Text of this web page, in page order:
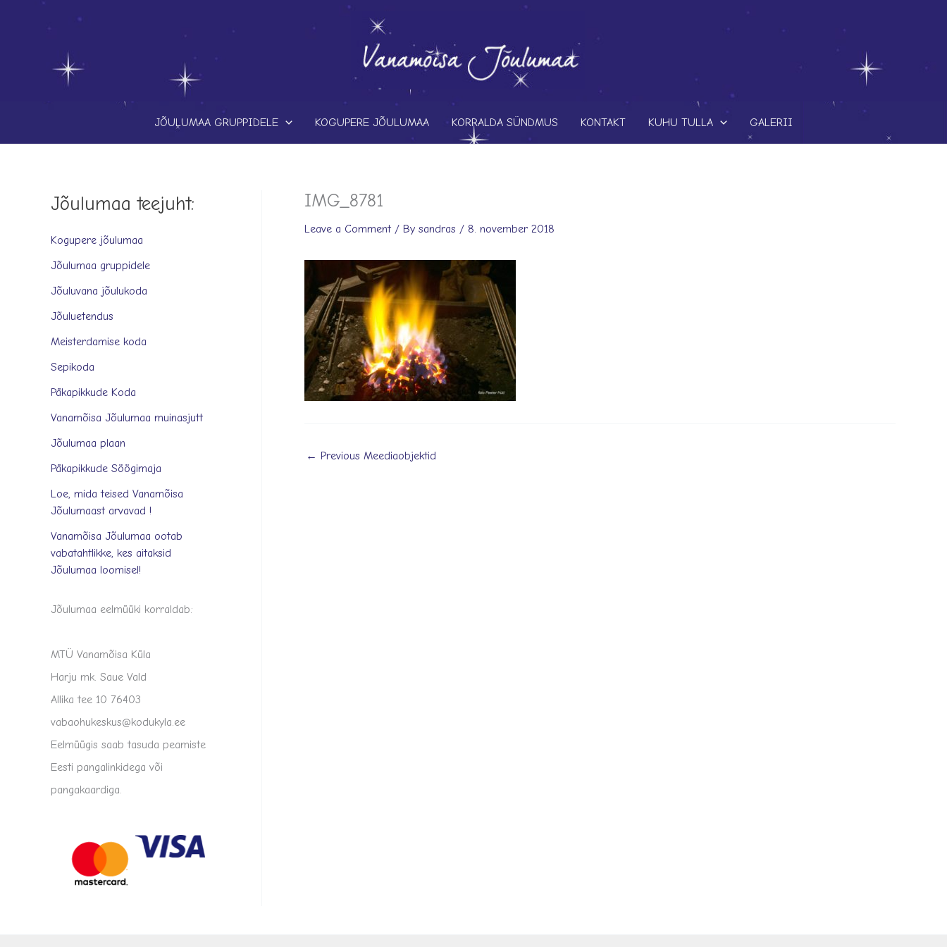
JÕULUMAA GRUPPIDELE KOGUPERE JÕULUMAA KORRALDA SÜNDMUS KONTAKT KUHU TULLA GALERII
Jõulumaa teejuht:
Kogupere jõulumaa
Jõulumaa gruppidele
Jõuluvana jõulukoda
Jõuluetendus
Meisterdamise koda
Sepikoda
Päkapikkude Koda
Vanamõisa Jõulumaa muinasjutt
Jõulumaa plaan
Päkapikkude Söögimaja
Loe, mida teised Vanamõisa
Jõulumaast arvavad !
Vanamõisa Jõulumaa ootab
vabatahtlikke, kes aitaksid
Jõulumaa loomisel!
Jõulumaa eelmüüki korraldab:
MTÜ Vanamõisa Küla
Harju mk. Saue Vald
Allika tee 10 76403
vabaohukeskus@kodukyla.ee
Eelmüügis saab tasuda peamiste
Eesti pangalinkidega või
pangakaardiga.
IMG_8781
Leave a Comment / By sandras / 8. november 2018
← Previous Meediaobjektid